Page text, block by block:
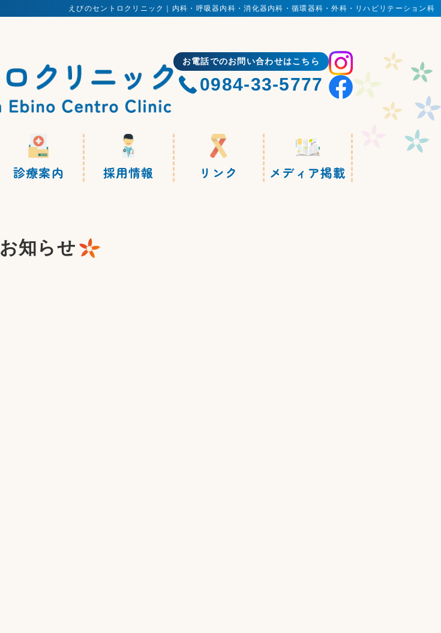
えびのセントロクリニック｜内科・呼吸器内科・消化器内科・循環器科・外科・リハビリテーション科
お電話でのお問い合わせはこちら
0984-33-5777
診療案内 採用情報 リンク メディア掲載
お知らせ